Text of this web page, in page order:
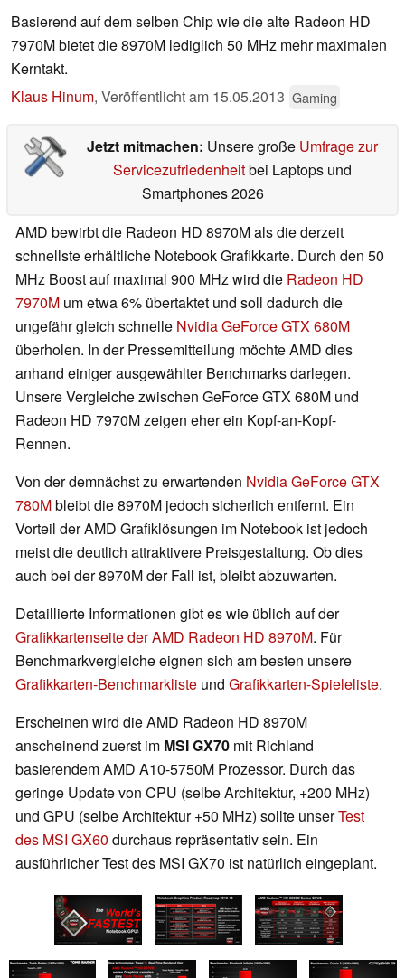
Basierend auf dem selben Chip wie die alte Radeon HD
7970M bietet die 8970M lediglich 50 MHz mehr maximalen
Kerntakt.
Klaus Hinum, Veröffentlicht am 15.05.2013 Gaming
Jetzt mitmachen: Unsere große Umfrage zur
Servicezufriedenheitbei Laptops und
Smartphones 2026
AMD bewirbt die Radeon HD 8970M als die derzeit
schnellste erhältliche Notebook Grafikkarte. Durch den 50
MHz Boost auf maximal 900 MHz wird die Radeon HD
7970M um etwa 6% übertaktet und soll dadurch die
ungefähr gleich schnelle Nvidia GeForce GTX 680M
überholen. In der Pressemitteilung möchte AMD dies
anhand einiger ausgewählter Benchmarks darlegen.
Unsere Vergleiche zwischen GeForce GTX 680M und
Radeon HD 7970M zeigen eher ein Kopf-an-Kopf-
Rennen.
Von der demnächst zu erwartenden Nvidia GeForce GTX
780Mbleibt die 8970M jedoch sicherlich entfernt. Ein
Vorteil der AMD Grafiklösungen im Notebook ist jedoch
meist die deutlich attraktivere Preisgestaltung. Ob dies
auch bei der 8970M der Fall ist, bleibt abzuwarten.
Detaillierte Informationen gibt es wie üblich auf der
Grafikkartenseite der AMD Radeon HD 8970M. Für
Benchmarkvergleiche eignen sich am besten unsere
Grafikkarten-Benchmarkliste und Grafikkarten-Spieleliste.
Erscheinen wird die AMD Radeon HD 8970M
anscheinend zuerst im MSI GX70 mit Richland
basierendem AMD A10-5750M Prozessor. Durch das
geringe Update von CPU (selbe Architektur, +200 MHz)
und GPU (selbe Architektur +50 MHz) sollte unserTest
des MSI GX60 durchaus repräsentativ sein. Ein
ausführlicher Test des MSI GX70 ist natürlich eingeplant.